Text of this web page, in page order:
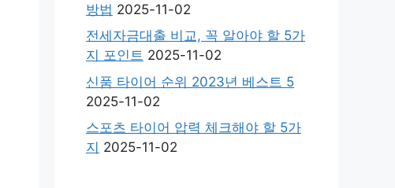
방법 2025-11-02
전세자금대출 비교, 꼭 알아야 할 5가
지 포인트 2025-11-02
신품 타이어 순위 2023년 베스트 5
2025-11-02
스포츠 타이어 압력 체크해야 할 5가
지 2025-11-02